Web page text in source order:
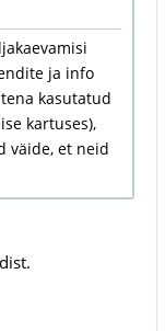
ja info
kasutatud
kartuses),
väide, et neid